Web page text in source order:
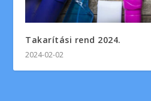
Takarítási rend 2024.
2024-02-02